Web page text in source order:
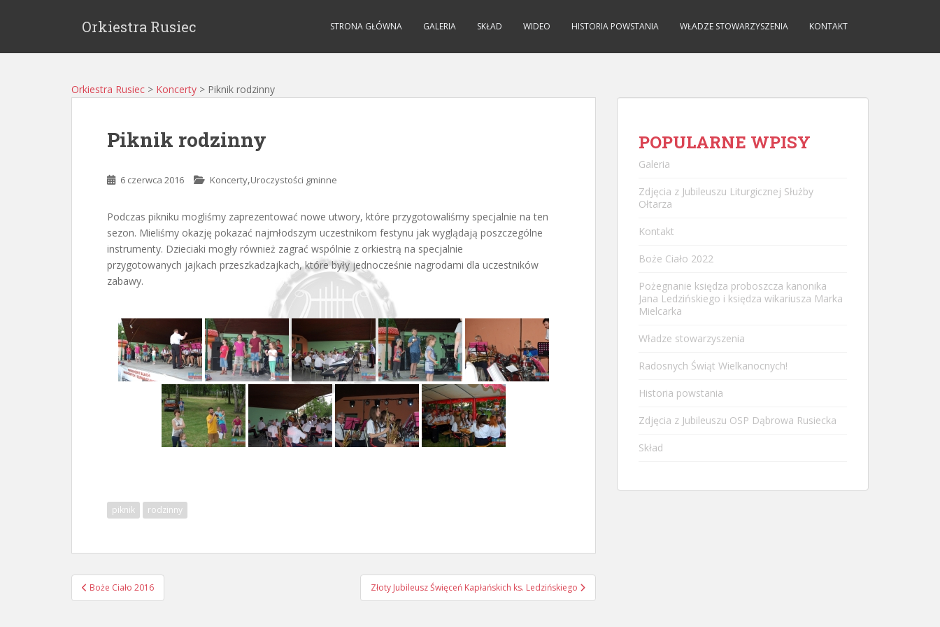
Orkiestra Rusiec STRONA GŁÓWNA GALERIA SKŁAD WIDEO HISTORIA POWSTANIA WŁADZE STOWARZYSZENIA KONTAKT
Orkiestra Rusiec > Koncerty > Piknik rodzinny
Piknik rodzinny
6 czerwca 2016 Koncerty,Uroczystości gminne
Podczas pikniku mogliśmy zaprezentować nowe utwory, które przygotowaliśmy specjalnie na ten
sezon. Mieliśmy okazję pokazać najmłodszym uczestnikom festynu jak wyglądają poszczególne
instrumenty. Dzieciaki mogły również zagrać wspólnie z orkiestrą na specjalnie
przygotowanych jajkach przeszkadzajkach, które były jednocześnie nagrodami dla uczestników
zabawy.
piknik rodzinny
Nawigacja
postu
Boże Ciało 2016 Złoty Jubileusz Święceń Kapłańskich ks. Ledzińskiego
POPULARNE WPISY
Galeria
Zdjęcia z Jubileuszu Liturgicznej Służby
Ołtarza
Kontakt
Boże Ciało 2022
Pożegnanie księdza proboszcza kanonika
Jana Ledzińskiego i księdza wikariusza Marka
Mielcarka
Władze stowarzyszenia
Radosnych Świąt Wielkanocnych!
Historia powstania
Zdjęcia z Jubileuszu OSP Dąbrowa Rusiecka
Skład